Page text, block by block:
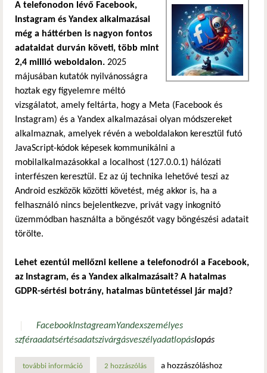
A telefonodon lévő Facebook,
Instagram és Yandex alkalmazásai
még a háttérben is nagyon fontos
adataidat durván követi, több mint
2,4 millió weboldalon. 2025
májusában kutatók nyilvánosságra
hoztak egy figyelemre méltó
vizsgálatot, amely feltárta, hogy a Meta (Facebook és
Instagram) és a Yandex alkalmazásai olyan módszereket
alkalmaznak, amelyek révén a weboldalakon keresztül futó
JavaScript-kódok képesek kommunikálni a
mobilalkalmazásokkal a localhost (127.0.0.1) hálózati
interfészen keresztül. Ez az új technika lehetővé teszi az
Android eszközök közötti követést, még akkor is, ha a
felhasználó nincs bejelentkezve, privát vagy inkognitó
üzemmódban használta a böngészőt vagy böngészési adatait
törölte.
Lehet ezentúl mellőzni kellene a telefonodról a Facebook,
az Instagram, és a Yandex alkalmazásait? A hatalmas
GDPR-sértési botrány, hatalmas büntetéssel jár majd?
FacebookInstagreamYandexszemélyes
szféraadatsértésadatszivárgásveszélyadatlopáslopás
további információa facebook, az instagram és a yandex is agresszív
2 hozzászólás a hozzászóláshoz